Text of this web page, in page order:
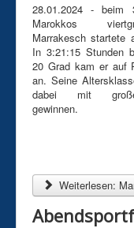
28.01.2024 - beim
Marokkos
Marrakesch startete
In 3:21:15 Stunden
20 Grad kam er auf
an. Seine
dabei mit
gewinnen.
Weiterlesen: